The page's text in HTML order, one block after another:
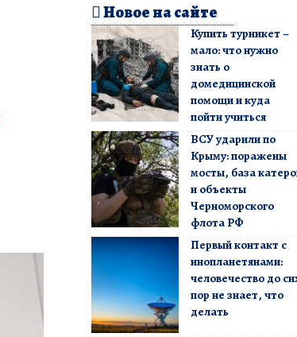
Новое на сайте
Купить турникет –
мало: что нужно
знать о
домедицинской
помощи и куда
пойти учиться
ВСУ ударили по
Крыму: поражены
мосты, база
и объекты
Черноморского
флота РФ
Первый контакт с
инопланетянами:
человечество до
пор не знает, что
делать